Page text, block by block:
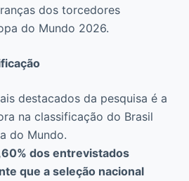
dos torcedores
do Mundo 2026.
destacados da pesquisa é a
na classificação do Brasil
do Mundo.
dos entrevistados
que a seleção nacional